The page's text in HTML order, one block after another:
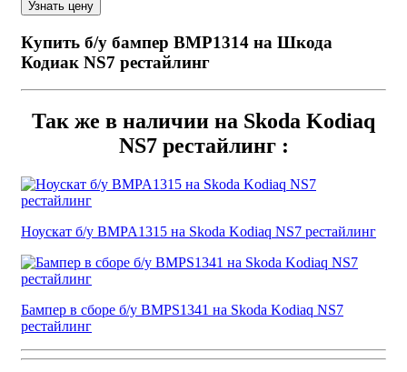
Купить б/у бампер BMP1314 на Шкода
Кодиак NS7 рестайлинг
Так же в наличии на Skoda Kodiaq
NS7 рестайлинг :
Ноускат б/у BMPA1315 на Skoda Kodiaq NS7 рестайлинг
Бампер в сборе б/у BMPS1341 на Skoda Kodiaq NS7
рестайлинг